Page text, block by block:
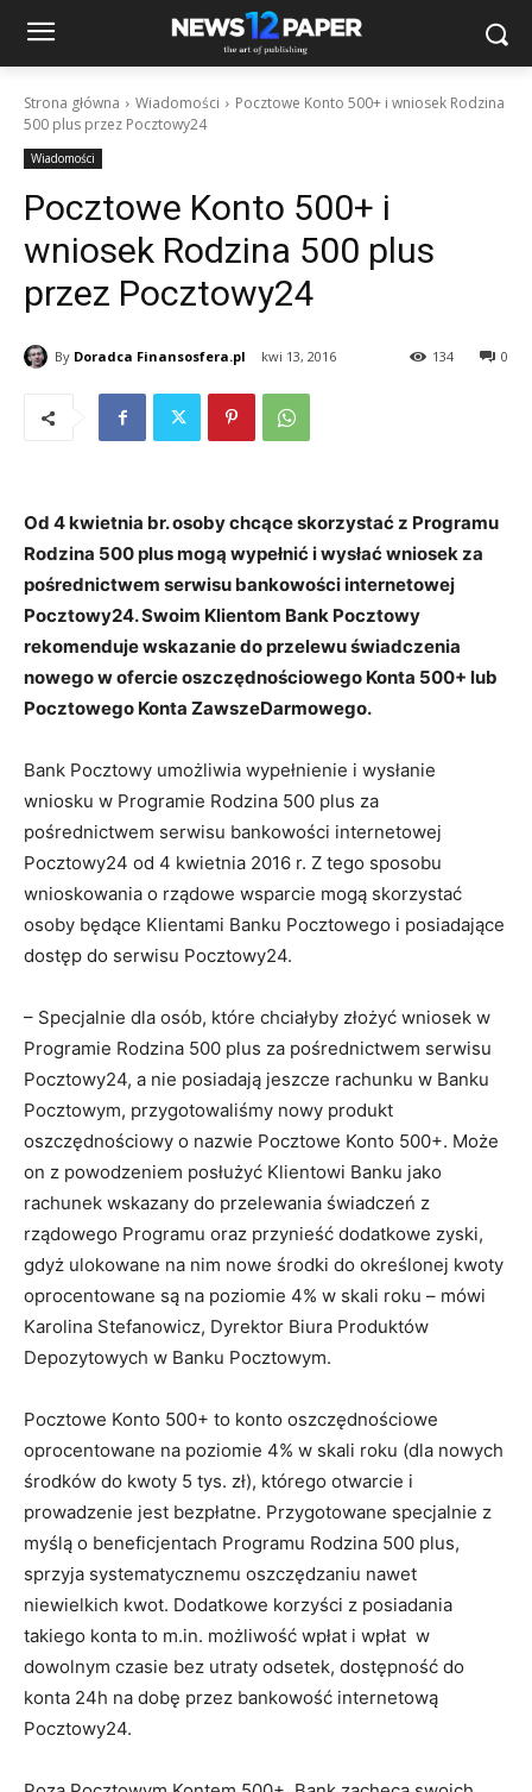
Strona główna Wiadomości
Pocztowe Konto 500+ i wniosek Rodzina
500 plus przez Pocztowy24
Wiadomości
Pocztowe Konto 500+ i
wniosek Rodzina 500 plus
przez Pocztowy24
By Doradca Finansosfera.pl kwi 13, 2016 0
134
Od 4 kwietnia br. osoby chcące skorzystać z Programu
Rodzina 500 plus mogą wypełnić i wysłać wniosek za
pośrednictwem serwisu bankowości internetowej
Pocztowy24. Swoim Klientom Bank Pocztowy
rekomenduje wskazanie do przelewu świadczenia
nowego w ofercie oszczędnościowego Konta 500+ lub
Pocztowego Konta ZawszeDarmowego.
Bank Pocztowy umożliwia wypełnienie i wysłanie
wniosku w Programie Rodzina 500 plus za
pośrednictwem serwisu bankowości internetowej
Pocztowy24 od 4 kwietnia 2016 r. Z tego sposobu
wnioskowania o rządowe wsparcie mogą skorzystać
osoby będące Klientami Banku Pocztowego i posiadające
dostęp do serwisu Pocztowy24.
– Specjalnie dla osób, które chciałyby złożyć wniosek w
Programie Rodzina 500 plus za pośrednictwem serwisu
Pocztowy24, a nie posiadają jeszcze rachunku w Banku
Pocztowym, przygotowaliśmy nowy produkt
oszczędnościowy o nazwie Pocztowe Konto 500+. Może
on z powodzeniem posłużyć Klientowi Banku jako
rachunek wskazany do przelewania świadczeń z
rządowego Programu oraz przynieść dodatkowe zyski,
gdyż ulokowane na nim nowe środki do określonej kwoty
oprocentowane są na poziomie 4% w skali roku – mówi
Karolina Stefanowicz, Dyrektor Biura Produktów
Depozytowych w Banku Pocztowym.
Pocztowe Konto 500+ to konto oszczędnościowe
oprocentowane na poziomie 4% w skali roku (dla nowych
środków do kwoty 5 tys. zł), którego otwarcie i
prowadzenie jest bezpłatne. Przygotowane specjalnie z
myślą o beneficjentach Programu Rodzina 500 plus,
sprzyja systematycznemu oszczędzaniu nawet
niewielkich kwot. Dodatkowe korzyści z posiadania
takiego konta to m.in. możliwość wpłat i wpłat w
dowolnym czasie bez utraty odsetek, dostępność do
konta 24h na dobę przez bankowość internetową
Pocztowy24.